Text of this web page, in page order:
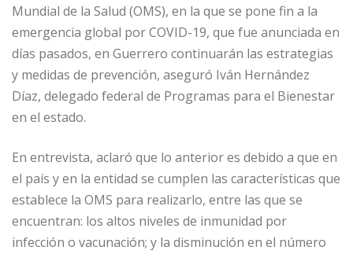
Mundial de la Salud (OMS), en la que se pone fin a la
emergencia global por COVID-19, que fue anunciada en
días pasados, en Guerrero continuarán las estrategias
y medidas de prevención, aseguró Iván Hernández
Díaz, delegado federal de Programas para el Bienestar
en el estado.
En entrevista, aclaró que lo anterior es debido a que en
el país y en la entidad se cumplen las características que
establece la OMS para realizarlo, entre las que se
encuentran: los altos niveles de inmunidad por
infección o vacunación; y la disminución en el número